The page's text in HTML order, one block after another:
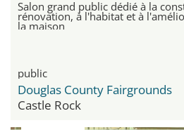
Salon grand public dédié à la
rénovation, à l'habitat et à
la maison
public
Douglas County Fairgrounds
Castle Rock